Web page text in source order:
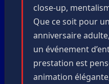
close-up,
Que ce soit pour
anniversaire
un événement
prestation est
animation